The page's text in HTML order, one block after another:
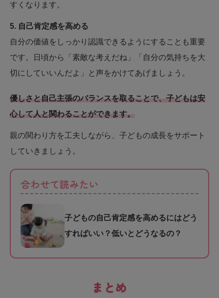
すくなります。
5. 自己肯定感を高める
自分の価値をしっかり認識できるようにすることも重要
です。日頃から「素敵な考えだね」「自分の気持ちを大
切にしていいんだよ」と声をかけてあげましょう。
優しさと自己主張のバランスを取ることで、子どもは安
心して人と関わることができます。
親の関わり方を工夫しながら、子どもの成長をサポート
していきましょう。
合わせて読みたい
子どもの自己肯定感を高めるにはどう
すればいい？低いとどうなるの？
まとめ